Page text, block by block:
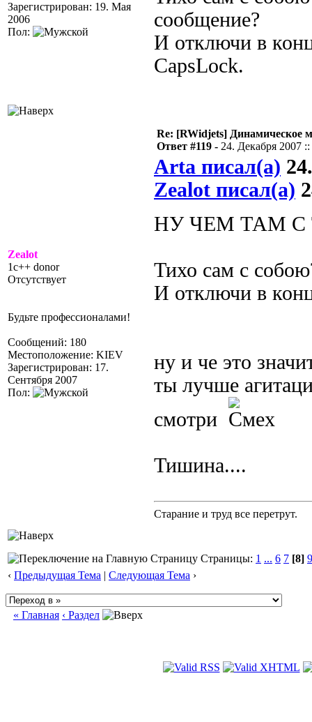
Зарегистрирован: 19. Мая
2006
Пол:
сообщение?
И отключи в
CapsLock.
Zealot
1c++ donor
Отсутствует
Будьте профессионалами!
Сообщений: 180
Местоположение: KIEV
Зарегистрирован: 17.
Сентября 2007
Пол:
Re: [RWidjets] Динамическое
Ответ #119 - 24. Декабря 2007
Arta писал(а)
Zealot писал(а)
НУ ЧЕМ ТАМ
Тихо сам с
И отключи в
ну и че это
ты лучше
смотри
Тишина....
Старание и труд все перетрут.
Страницы: 1 ... 6 7 [8] 9
‹ Предыдущая Тема | Следующая Тема ›
« Главная ‹ Раздел